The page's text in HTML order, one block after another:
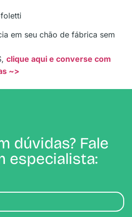
em seu chão de fábrica sem
clique aqui e converse com
~>
dúvidas? Fale
especialista: